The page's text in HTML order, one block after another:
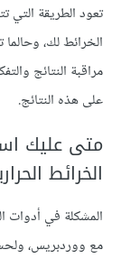
تعود الطريقة التي
الخرائط لك،
مراقبة النتائج
على هذه النتائج.
الخرائط
المشكلة في أدوات